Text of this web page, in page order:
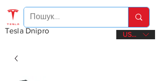
Tesla Dnipro USD ($)